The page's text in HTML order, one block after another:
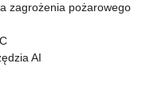
zagrożenia pożarowego
AI